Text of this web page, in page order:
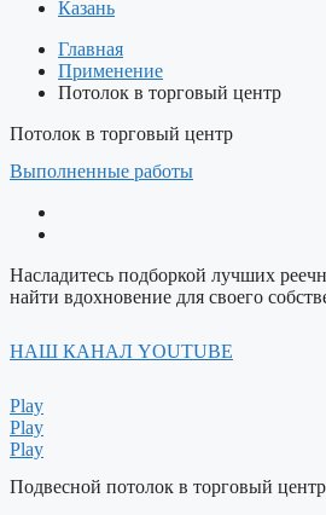
Казань
Главная
Применение
Потолок в торговый центр
Потолок в торговый центр
Выполненные работы
Насладитесь подборкой лучших
найти вдохновение для своего
НАШ КАНАЛ YOUTUBE
Play
Play
Play
Подвесной потолок в торговый центр